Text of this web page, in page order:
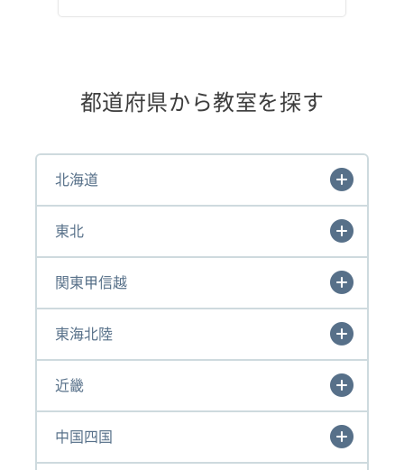
都道府県から教室を探す
北海道
東北
関東甲信越
東海北陸
近畿
中国四国